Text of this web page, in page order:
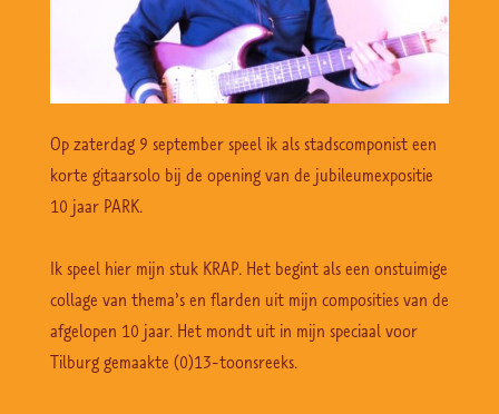
Op zaterdag 9 september speel ik als stadscomponist een
korte gitaarsolo bij de opening van de jubileumexpositie
10 jaar PARK.
Ik speel hier mijn stuk KRAP. Het begint als een onstuimige
collage van thema’s en flarden uit mijn composities van de
afgelopen 10 jaar. Het mondt uit in mijn speciaal voor
Tilburg gemaakte (0)13-toonsreeks.